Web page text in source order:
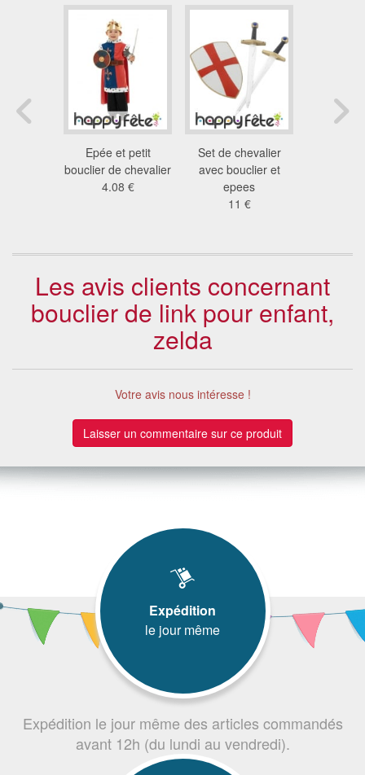
Epée et petit
bouclier de chevalier
4.08 €
Set de chevalier
avec bouclier et
epees
11 €
Les avis clients concernant
bouclier de link pour enfant,
zelda
Votre avis nous intéresse !
Laisser un commentaire sur ce produit
Expédition
le jour même
Expédition le jour même des articles commandés
avant 12h (du lundi au vendredi).